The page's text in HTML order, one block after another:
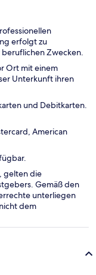
erfolgt zu
Zwecken.
Ort mit einem
Unterkunft ihren
und Debitkarten.
American
gelten die
Gemäß den
unterliegen
dem